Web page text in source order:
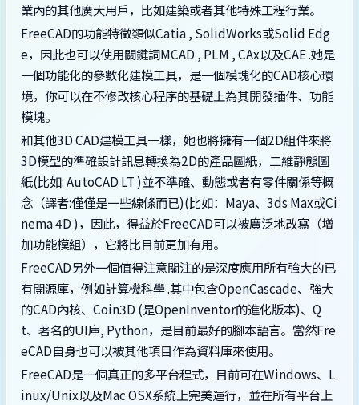
業內的其他廣大用戶，比如建築或者其他特殊工程行業。
FreeCAD的功能特徵類似Catia , SolidWorks或Solid Edg
e，因此也可以使用關鍵詞MCAD , PLM , CAx以及CAE .她是
一個功能化的參數化建模工具，是一個模塊化的CAD核心環
境，你可以在不修改核心程序的基礎上為其開發插件、功能
模塊。
和其他3D CAD建模工具一樣，她也將擁有一個2D組件來將
3D模型的準確設計訊息轉換為2D的產品圖紙，二維靜態圖
紙(比如: AutoCAD LT )並不準確、動態或者有零件關係等概
念（譯者:僅僅是一些線條而已)(比如：Maya、3ds Max或Ci
nema 4D )，因此，得益於FreeCAD可以被廣泛地改寫（增
加功能模組），它將比目前更加有用。
FreeCAD另外一個值得注意關注的是深度應用所有強大的已
有開源庫，例如計算機科學 .其中包含OpenCascade、強大
的CAD內核、Coin3D (是OpenInventor的進化版本)、Q
t、著名的UI庫, Python，是目前最好的腳本語言。當然Fre
eCAD自身也可以被其他項目作為資料庫來使用。
FreeCAD是一個真正的多平台程式，目前可在Windows、L
inux/Unix以及Mac OSX系統上完美運行，並在所有平台上